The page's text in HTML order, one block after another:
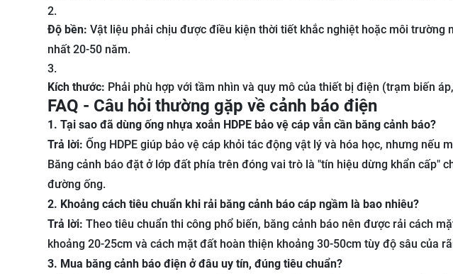
Độ bền: Vật liệu phải chịu được điều kiện thời tiết khắc nghiệt hoặc môi trường
nhất 20-50 năm.
Kích thước: Phải phù hợp với tầm nhìn và quy mô của thiết bị điện (trạm biến
FAQ - Câu hỏi thường gặp về cảnh báo điện
1. Tại sao đã dùng ống nhựa xoắn HDPE bảo vệ cáp vẫn cần băng cảnh báo?
Trả lời: Ống HDPE giúp bảo vệ cáp khỏi tác động vật lý và hóa học, nhưng nếu
Băng cảnh báo đặt ở lớp đất phía trên đóng vai trò là "tín hiệu dừng khẩn cấp"
đường ống.
2. Khoảng cách tiêu chuẩn khi rải băng cảnh báo cáp ngầm là bao nhiêu?
Trả lời: Theo tiêu chuẩn thi công phổ biến, băng cảnh báo nên được rải cách
khoảng 20-25cm và cách mặt đất hoàn thiện khoảng 30-50cm tùy độ sâu của
3. Mua băng cảnh báo điện ở đâu uy tín, đúng tiêu chuẩn?